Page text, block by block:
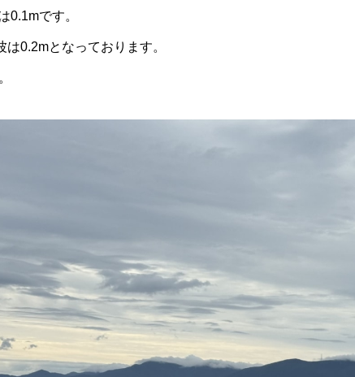
0.1mです。
0.2mとなっております。